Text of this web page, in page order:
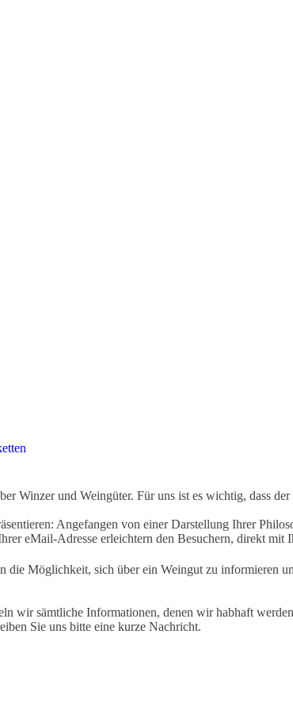
Winzer und Weingüter. Für uns ist es wichtig, dass
Angefangen von einer Darstellung Ihrer
eMail-Adresse erleichtern den Besuchern, direkt mit
die Möglichkeit, sich über ein Weingut zu informieren
wir sämtliche Informationen, denen wir habhaft
Sie uns bitte eine kurze Nachricht.